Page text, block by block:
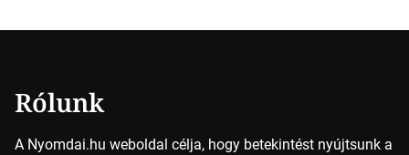
Rólunk
A Nyomdai.hu weboldal célja, hogy betekintést nyújtsunk a